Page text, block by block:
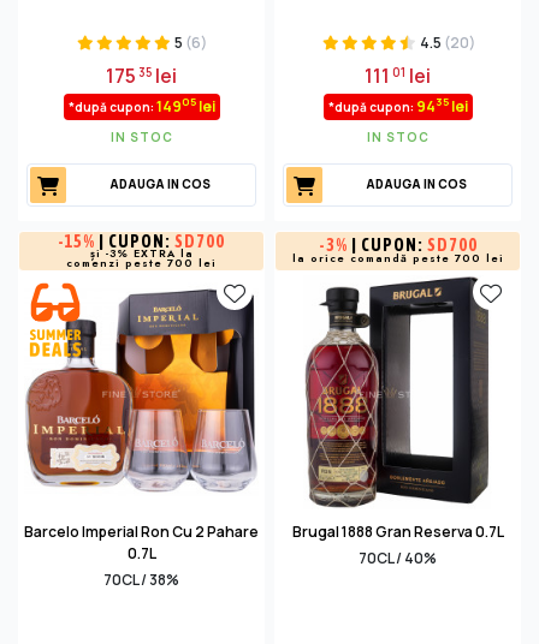
5 (6)
175 35 lei
*după cupon: 14905lei
IN STOC
ADAUGA IN COS
4.5 (20)
11101 lei
*după cupon: 9435lei
IN STOC
ADAUGA IN COS
-15% | CUPON: SD700
și -3% EXTRA la
comenzi peste 700 lei
Barcelo Imperial Ron Cu 2 Pahare
0.7L
70CL / 38%
-3% | CUPON: SD700
la orice comandă peste 700 lei
Brugal 1888 Gran Reserva 0.7L
70CL / 40%